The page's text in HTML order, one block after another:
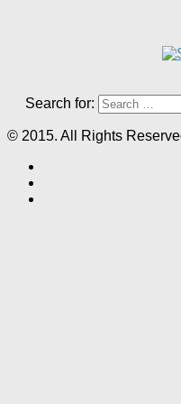
Search for:
© 2015. All Rights